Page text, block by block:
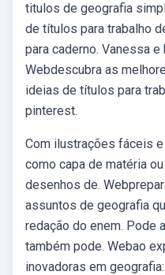
titulos de geografia
de títulos para trabalho
para caderno. Vanessa
Webdescubra as
ideias de títulos para
pinterest.
Com ilustrações fáceis
como capa de matéria
desenhos de.
assuntos de geografia
redação do enem. Pode
também pode. Webao
inovadoras em